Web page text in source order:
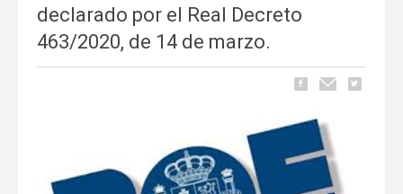
declarado por el Real Decreto
463/2020, de 14 de marzo.